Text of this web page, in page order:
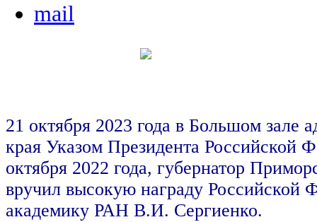
21 октября 2023 года в Большом зале
края Указом Президента Российской
октября 2022 года, губернатор
вручил высокую награду
академику РАН В.И. Сергиенко.